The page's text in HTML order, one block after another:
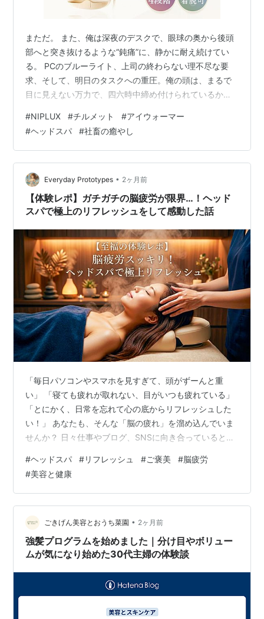
まただ。 また、俺は深夜のデスクで、眼球の奥から後頭
部へと突き抜けるような“鈍痛”に、静かに耐え続けてい
る。 PCのブルーライト、上司の終わらない理不尽な要
求、そして、明日のタスクへの重圧。俺の頭は、まるで
目に見えない万力で、四六時中締め付けられているかの
ドに入っても、脳は勝手に働き続け、目は冴え渡り、結
局、浅い眠りのまま朝を迎える。 「ああ、クソ…！ 誰
か、このパンパンに膨れ上がった俺の頭蓋骨を、物理的
に揉みほぐしてくれないか…！」 そう、俺たちが求めて
いるのは、気休めのアイマスクや、手動の頭皮マッサー
ジブラシではない。この“重すぎる頭”を、…
#NIPLUX #チルメット #アイウォーマー
#ヘッドスパ #社畜の癒やし
Everyday Prototypes • 2ヶ月前
【体験レポ】ガチガチの脳疲労が限界…！ヘッド
スパで極上のリフレッシュをして感動した話
「毎日パソコンやスマホを見すぎて、頭がずーんと重
い」 「寝ても疲れが取れない、目がいつも疲れている」
「とにかく、日常を忘れて心の底からリフレッシュした
い！」 あなたも、そんな「脳の疲れ」を溜め込んでいま
せんか？ 日々仕事やブログ、SNSに向き合っていると、
うもの。 「もう限界……！」ということで、先日、自分
へのご褒美を兼ねて数ヶ月ぶりに本格的なヘッドスパに
行ってきました。 結論から言うと、本当に頭が軽くなっ
て、視界が2倍くらい明るくなって大感動！ この記事で
は、私が実際に体験して感じたヘッドスパの驚きの効果
と、ガチガチの脳疲労をリフレッシュで…
#ヘッドスパ #リフレッシュ #ご褒美 #脳疲労
#美容と健康
ごきげん美容とおうち菜園 • 2ヶ月前
強髪プログラムを始めました｜分け目やボリュー
ムが気になり始めた30代主婦の体験談